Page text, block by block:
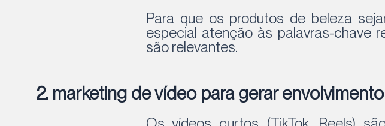
Para que os produtos de beleza
especial atenção às palavras-chave
são relevantes.
2. marketing de vídeo para gerar